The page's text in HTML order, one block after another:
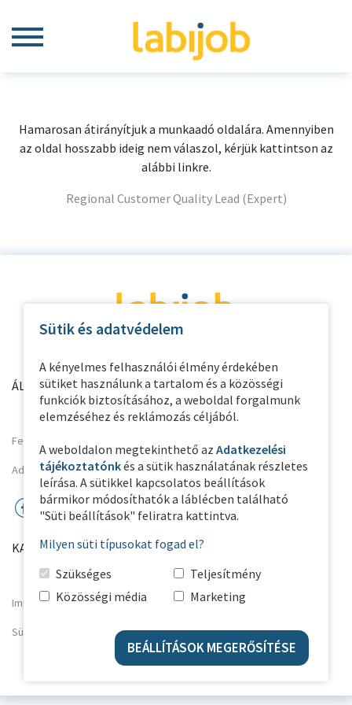
Hamarosan átirányítjuk a munkaadó oldalára. Amennyiben
az oldal hosszabb ideig nem válaszol, kérjük kattintson az
alábbi linkre.
Regional Customer Quality Lead (Expert)
ÁLTALÁNOS INFORMÁCIÓK
Felhasználási feltételek
Adatkezelési Tájékoztató
PARTNER OLDALAK
KAPCSOLAT
Impresszum
Süti beállítások
Sütik és adatvédelem
A kényelmes felhasználói élmény érdekében
sütiket használunk a tartalom és a közösségi
funkciók biztosításához, a weboldal forgalmunk
elemzéséhez és reklámozás céljából.
A weboldalon megtekinthető az Adatkezelési
tájékoztatónkés a sütik használatának részletes
leírása. A sütikkel kapcsolatos beállítások
bármikor módosíthatók a láblécben található
"Süti beállítások" feliratra kattintva.
Milyen süti típusokat fogad el?
Szükséges
Teljesítmény
Közösségi média
Marketing
BEÁLLÍTÁSOK MEGERŐSÍTÉSE